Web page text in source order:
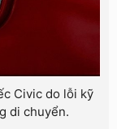
Civic do lỗi kỹ
di chuyển.